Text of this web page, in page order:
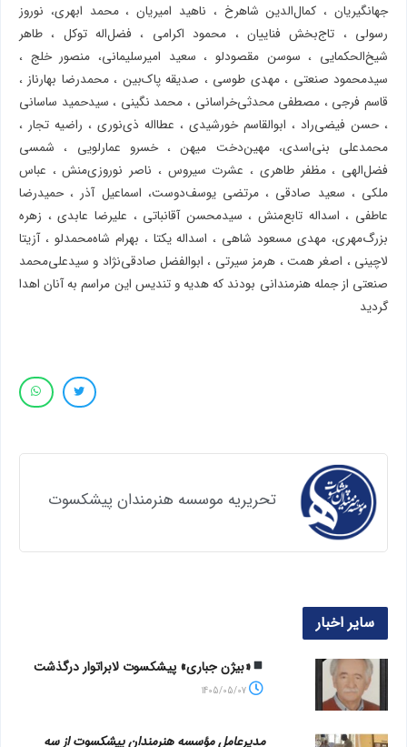
جهانگیریان ، کمال‌الدین شاهرخ ، ناهید امیریان ، محمد ابهری، نوروز
رسولی ، تاج‌بخش فناییان ، محمود اکرامی ، فضل‌اله توکل ، طاهر
شیخ‌الحکمایی ، سوسن مقصودلو ، سعید امیرسلیمانی، منصور خلج ،
سیدمحمود صنعتی ، مهدی طوسی ، صدیقه پاک‌بین ، محمدرضا بهارناز ،
قاسم فرجی ، مصطفی محدثی‌خراسانی ، محمد نگینی ، سیدحمید ساسانی
، حسن فیضی‌راد ، ابوالقاسم خورشیدی ، عطا‌اله ذی‌نوری ، راضیه تجار ،
محمدعلی بنی‌اسدی، مهین‌دخت میهن ، خسرو عمارلویی ، شمسی
فضل‌الهی ، مظفر طاهری ، عشرت سیروس ، ناصر نوروزی‌منش ، عباس
ملکی ، سعید صادقی ، مرتضی یوسف‌دوست، اسماعیل آذر ، حمیدرضا
عاطفی ، اسداله تابع‌منش ، سیدمحسن آقانباتی ، علیرضا عابدی ، زهره
بزرگ‌مهری، مهدی مسعود شاهی ، اسداله یکتا ، بهرام شاه‌محمدلو ، آزیتا
لاچینی ، اصغر همت ، هرمز سیرتی ، ابوالفضل صادقی‌نژاد و سیدعلی‌محمد
صنعتی از جمله هنرمندانی بودند که هدیه و تندیس این مراسم به آنان اهدا
گردید
تحریریه موسسه هنرمندان پیشکسوت
سایر اخبار
«بیژن جباری» پیشکسوت لابراتوار درگذشت
مدیرعامل مؤسسه هنرمندان پیشکسوت از سه